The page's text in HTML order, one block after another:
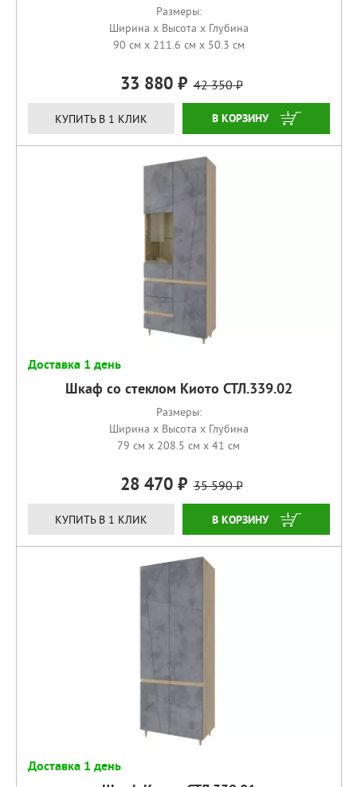
Размеры:
Ширина x Высота x Глубина
90 см x 211.6 см x 50.3 см
33 880 42 350
КУПИТЬ В 1 КЛИК КУПИТЬ
Доставка 1 день
Шкаф со стеклом Киото СТЛ.339.02
Размеры:
Ширина x Высота x Глубина
79 см x 208.5 см x 41 см
28 470 35 590
КУПИТЬ В 1 КЛИК КУПИТЬ
Доставка 1 день